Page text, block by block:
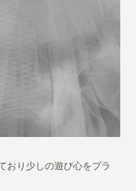
おり少しの遊び心をプラ